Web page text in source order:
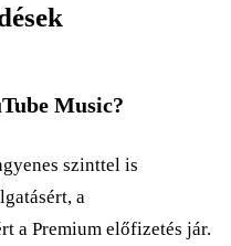
Music?
szinttel is
a
a Premium előfizetés jár.